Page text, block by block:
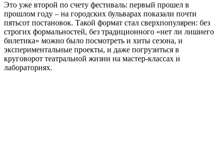
Это уже второй по счету фестиваль: первый прошел в
прошлом году – на городских бульварах показали почти
пятьсот постановок. Такой формат стал сверхпопулярен: без
строгих формальностей, без традиционного «нет ли лишнего
билетика» можно было посмотреть и хиты сезона, и
экспериментальные проекты, и даже погрузиться в
круговорот театральной жизни на мастер-классах и
лабораториях.